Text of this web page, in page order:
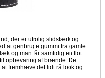
der er utrolig slidstærk og
at genbruge gummi fra gamle
og man får samtidig en flot
opbevaring af brænde. De
fremhæve det lidt rå look og